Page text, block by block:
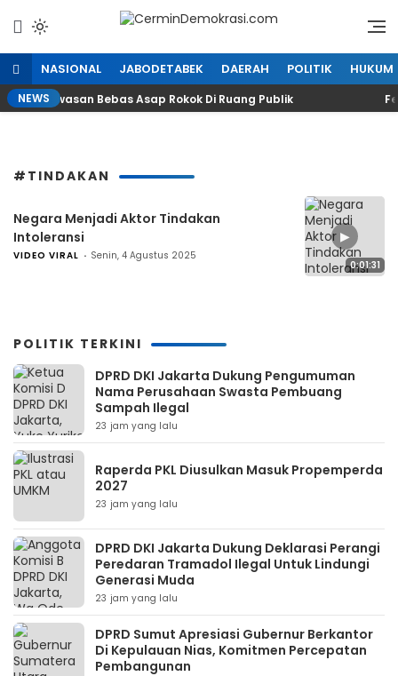
konten
NASIONAL JABODETABEK DAERAH POLITIK HUKUM
NEWS
Kawasan Bebas Asap Rokok Di Ruang Publik
#TINDAKAN
Negara Menjadi Aktor Tindakan
Intoleransi
VIDEO VIRAL Senin, 4 Agustus 2025
▶
0:01:31
POLITIK TERKINI
DPRD DKI Jakarta Dukung Pengumuman
Nama Perusahaan Swasta Pembuang
Sampah Ilegal
23 jam yang lalu
Raperda PKL Diusulkan Masuk Propemperda
2027
23 jam yang lalu
DPRD DKI Jakarta Dukung Deklarasi Perangi
Peredaran Tramadol Ilegal Untuk Lindungi
Generasi Muda
23 jam yang lalu
DPRD Sumut Apresiasi Gubernur Berkantor
Di Kepulauan Nias, Komitmen Percepatan
Pembangunan